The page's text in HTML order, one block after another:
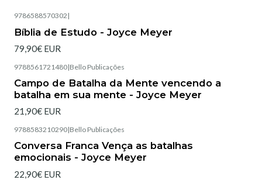
9786588570302 |
Bíblia de Estudo - Joyce Meyer
79,90€ EUR
9788561721480|Bello Publicações
Campo de Batalha da Mente vencendo a
batalha em sua mente - Joyce Meyer
21,90€ EUR
9788583210290|Bello Publicações
Conversa Franca Vença as batalhas
emocionais - Joyce Meyer
22,90€ EUR